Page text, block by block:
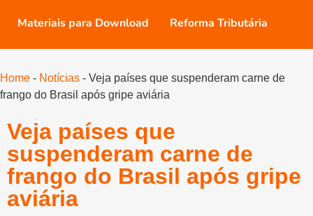
Materiais para Download Reforma Tributária
Home - Notícias - Veja países que suspenderam carne de
frango do Brasil após gripe aviária
Veja países que
suspenderam carne de
frango do Brasil após gripe
aviária